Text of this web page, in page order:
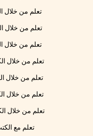
تعلم من خلال
تعلم من خلال
تعلم من خلال
تعلم من خلال
تعلم من خلال
تعلم من خلال
تعلم من خلال
تعلم مع